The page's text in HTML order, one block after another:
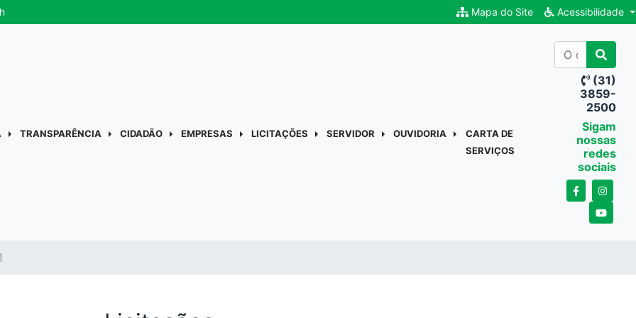
Mapa do Site Acessibilidade
TRANSPARÊNCIA CIDADÃO EMPRESAS LICITAÇÕES SERVIDOR OUVIDORIA
CARTA DE
SERVIÇOS
(31)
3859-
2500
Sigam
nossas
redes
sociais